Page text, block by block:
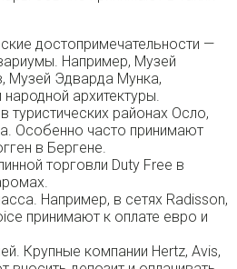
достопримечательности —
Например, Музей
Музей Эдварда Мунка,
архитектуры.
туристических районах Осло,
Особенно часто принимают
в Бергене.
торговли Duty Free в
Например, в сетях Radisson,
принимают к оплате евро и
Крупные компании Hertz, Avis,